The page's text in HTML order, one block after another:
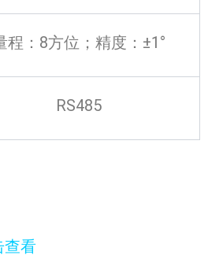
：8方位；精度：±1°
RS485
查看